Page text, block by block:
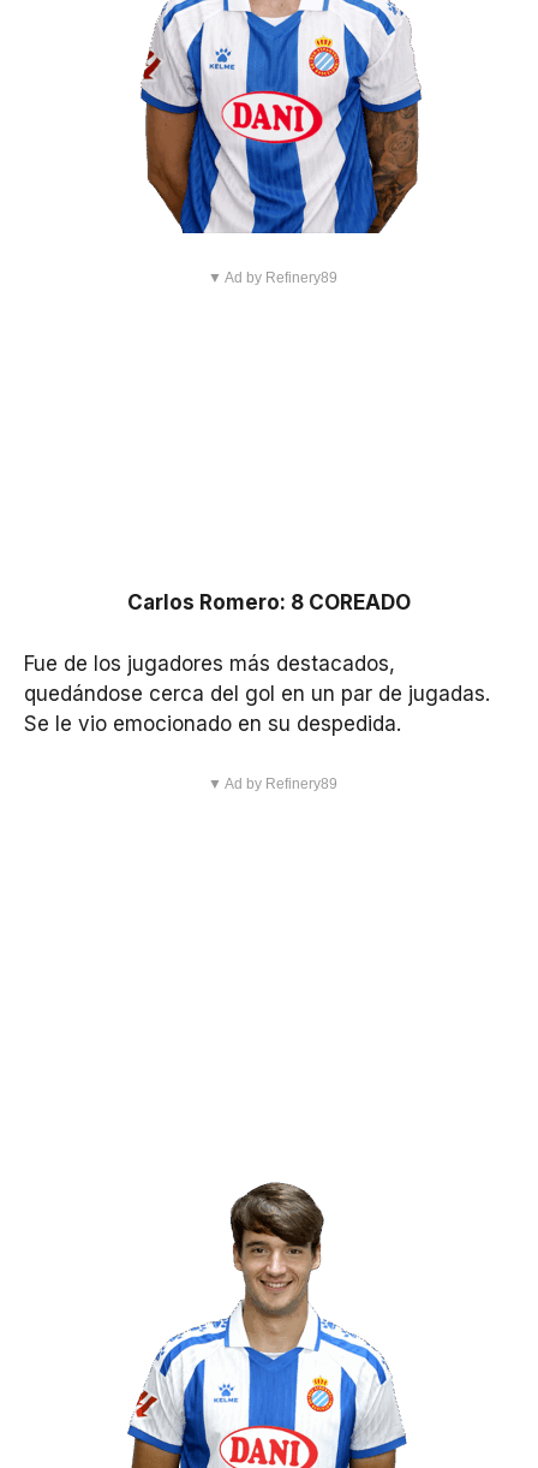
▼ Ad by Refinery89
Carlos Romero: 8 COREADO
Fue de los jugadores más destacados,
quedándose cerca del gol en un par de jugadas.
Se le vio emocionado en su despedida.
▼ Ad by Refinery89